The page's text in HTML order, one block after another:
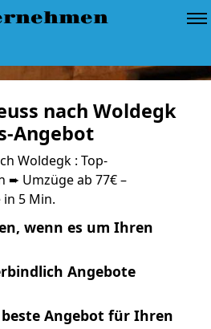
nach Woldegk
Angebot
Woldegk : Top-
➨ Umzüge ab 77€ –
5 Min.
wenn es um Ihren
Angebote
beste Angebot für Ihren